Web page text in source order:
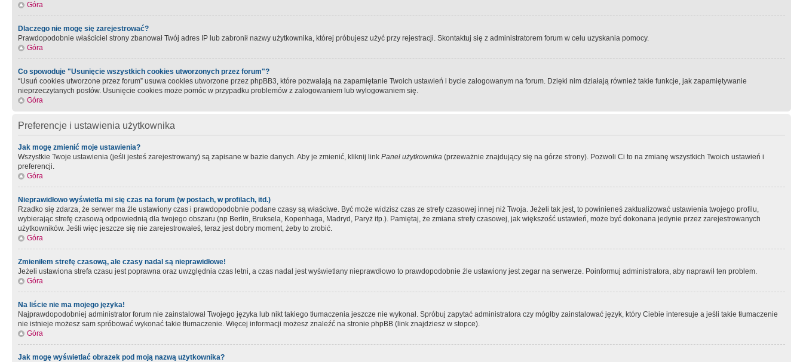
Góra
Dlaczego nie mogę się zarejestrować?
Prawdopodobnie właściciel strony zbanował Twój adres IP lub zabronił nazwy użytkownika, której próbujesz użyć przy rejestracji. Skontaktuj się z administratorem forum w celu uzyskania pomocy.
Góra
Co spowoduje "Usunięcie wszystkich cookies utworzonych przez forum"?
“Usuń cookies utworzone przez forum” usuwa cookies utworzone przez phpBB3, które pozwalają na zapamiętanie Twoich ustawień i bycie zalogowanym na forum. Dzięki nim działają również takie funkcje, jak zapamiętywanie
nieprzeczytanych postów. Usunięcie cookies może pomóc w przypadku problemów z zalogowaniem lub wylogowaniem się.
Góra
Preferencje i ustawienia użytkownika
Jak mogę zmienić moje ustawienia?
Wszystkie Twoje ustawienia (jeśli jesteś zarejestrowany) są zapisane w bazie danych. Aby je zmienić, kliknij link Panel użytkownika (przeważnie znajdujący się na górze strony). Pozwoli Ci to na zmianę wszystkich Twoich ustawień i
preferencji.
Góra
Nieprawidłowo wyświetla mi się czas na forum (w postach, w profilach, itd.)
Rzadko się zdarza, że serwer ma źle ustawiony czas i prawdopodobnie podane czasy są właściwe. Być może widzisz czas ze strefy czasowej innej niż Twoja. Jeżeli tak jest, to powinieneś zaktualizować ustawienia twojego profilu,
wybierając strefę czasową odpowiednią dla twojego obszaru (np Berlin, Bruksela, Kopenhaga, Madryd, Paryż itp.). Pamiętaj, że zmiana strefy czasowej, jak większość ustawień, może być dokonana jedynie przez zarejestrowanych
użytkowników. Jeśli więc jeszcze się nie zarejestrowałeś, teraz jest dobry moment, żeby to zrobić.
Góra
Zmieniłem strefę czasową, ale czasy nadal są nieprawidłowe!
Jeżeli ustawiona strefa czasu jest poprawna oraz uwzględnia czas letni, a czas nadal jest wyświetlany nieprawdłowo to prawdopodobnie źle ustawiony jest zegar na serwerze. Poinformuj administratora, aby naprawił ten problem.
Góra
Na liście nie ma mojego języka!
Najprawdopodobniej administrator forum nie zainstalował Twojego języka lub nikt takiego tłumaczenia jeszcze nie wykonał. Spróbuj zapytać administratora czy mógłby zainstalować język, który Ciebie interesuje a jeśli takie tłumaczenie
nie istnieje możesz sam spróbować wykonać takie tłumaczenie. Więcej informacji możesz znaleźć na stronie phpBB (link znajdziesz w stopce).
Góra
Jak mogę wyświetlać obrazek pod moją nazwą użytkownika?